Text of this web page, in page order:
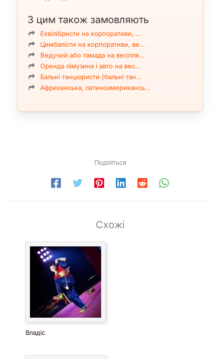
З цим також замовляють
Еквілібристи на корпоративи, …
Цимбалісти на корпоративи, ве…
Ведучий або тамада на весілля…
Оренда лімузина і авто на вес…
Бальні танцюристи (бальні тан…
Африканська, латиноамерикансь…
Поділіться
Схожі
Владіс